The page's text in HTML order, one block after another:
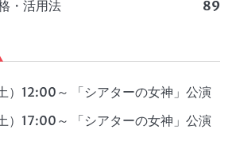
・活用法
89
）12:00～ 「シアターの女神」公演
）17:00～ 「シアターの女神」公演